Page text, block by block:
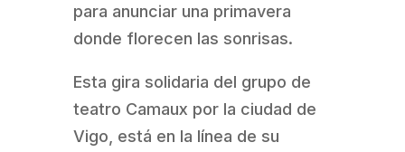
para anunciar una primavera
donde florecen las sonrisas.
Esta gira solidaria del grupo de
teatro Camaux por la ciudad de
Vigo, está en la línea de su